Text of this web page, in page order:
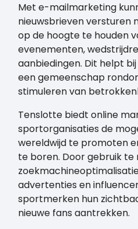
Met e-mailmarketing
nieuwsbrieven versturen
op de hoogte te houden
evenementen,
aanbiedingen. Dit helpt
een gemeenschap
stimuleren van
Tenslotte biedt online
sportorganisaties de
wereldwijd te promoten
te boren. Door gebruik te
advertenties en
sportmerken hun
nieuwe fans aantrekken.